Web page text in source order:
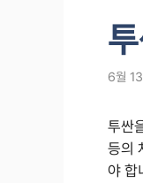
6월
투싼
등의
야 합